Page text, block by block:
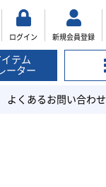
ログイン 新規会員登録
テム
ーター
よくあるお問い合わせ